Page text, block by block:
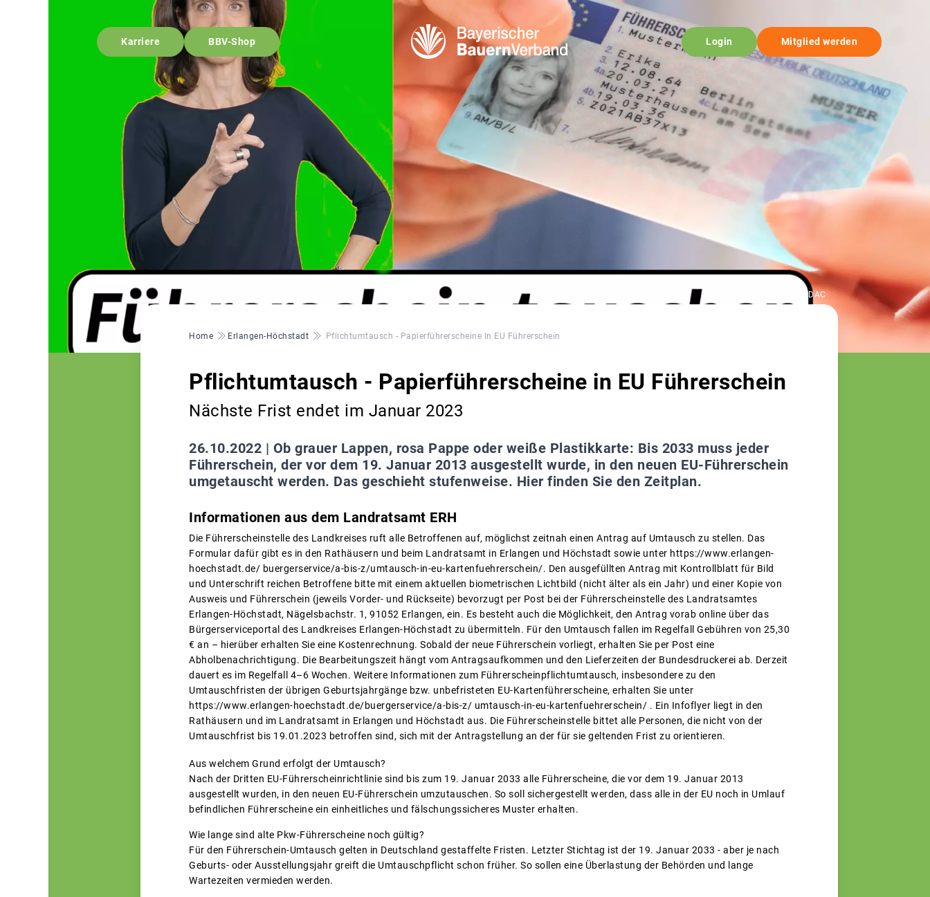
Karriere BBV-Shop Login Mitglied werden
© ADAC
Pfadnavigation
Home Erlangen-Höchstadt Pflichtumtausch - Papierführerscheine In EU Führerschein
Pflichtumtausch - Papierführerscheine in EU Führerschein
Nächste Frist endet im Januar 2023
26.10.2022 | Ob grauer Lappen, rosa Pappe oder weiße Plastikkarte: Bis 2033 muss jeder
Führerschein, der vor dem 19. Januar 2013 ausgestellt wurde, in den neuen EU-Führerschein
umgetauscht werden. Das geschieht stufenweise. Hier finden Sie den Zeitplan.
Informationen aus dem Landratsamt ERH
Die Führerscheinstelle des Landkreises ruft alle Betroffenen auf, möglichst zeitnah einen Antrag auf Umtausch zu stellen. Das
Formular dafür gibt es in den Rathäusern und beim Landratsamt in Erlangen und Höchstadt sowie unter https://www.erlangen-
hoechstadt.de/ buergerservice/a-bis-z/umtausch-in-eu-kartenfuehrerschein/. Den ausgefüllten Antrag mit Kontrollblatt für Bild
und Unterschrift reichen Betroffene bitte mit einem aktuellen biometrischen Lichtbild (nicht älter als ein Jahr) und einer Kopie von
Ausweis und Führerschein (jeweils Vorder- und Rückseite) bevorzugt per Post bei der Führerscheinstelle des Landratsamtes
Erlangen-Höchstadt, Nägelsbachstr. 1, 91052 Erlangen, ein. Es besteht auch die Möglichkeit, den Antrag vorab online über das
Bürgerserviceportal des Landkreises Erlangen-Höchstadt zu übermitteln. Für den Umtausch fallen im Regelfall Gebühren von 25,30
€ an – hierüber erhalten Sie eine Kostenrechnung. Sobald der neue Führerschein vorliegt, erhalten Sie per Post eine
Abholbenachrichtigung. Die Bearbeitungszeit hängt vom Antragsaufkommen und den Lieferzeiten der Bundesdruckerei ab. Derzeit
dauert es im Regelfall 4–6 Wochen. Weitere Informationen zum Führerscheinpflichtumtausch, insbesondere zu den
Umtauschfristen der übrigen Geburtsjahrgänge bzw. unbefristeten EU-Kartenführerscheine, erhalten Sie unter
https://www.erlangen-hoechstadt.de/buergerservice/a-bis-z/ umtausch-in-eu-kartenfuehrerschein/ . Ein Infoflyer liegt in den
Rathäusern und im Landratsamt in Erlangen und Höchstadt aus. Die Führerscheinstelle bittet alle Personen, die nicht von der
Umtauschfrist bis 19.01.2023 betroffen sind, sich mit der Antragstellung an der für sie geltenden Frist zu orientieren.
Aus welchem Grund erfolgt der Umtausch?
Nach der Dritten EU-Führerscheinrichtlinie sind bis zum 19. Januar 2033 alle Führerscheine, die vor dem 19. Januar 2013
ausgestellt wurden, in den neuen EU-Führerschein umzutauschen. So soll sichergestellt werden, dass alle in der EU noch in Umlauf
befindlichen Führerscheine ein einheitliches und fälschungssicheres Muster erhalten.
Wie lange sind alte Pkw-Führerscheine noch gültig?
Für den Führerschein-Umtausch gelten in Deutschland gestaffelte Fristen. Letzter Stichtag ist der 19. Januar 2033 - aber je nach
Geburts- oder Ausstellungsjahr greift die Umtauschpflicht schon früher. So sollen eine Überlastung der Behörden und lange
Wartezeiten vermieden werden.